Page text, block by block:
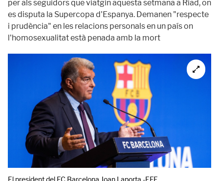
per als seguidors que viatgin aquesta setmana a Riad, on
es disputa la Supercopa d'Espanya. Demanen "respecte
i prudència" en les relacions personals en un país on
l'homosexualitat està penada amb la mort
El president del FC Barcelona Joan Laporta -EFE